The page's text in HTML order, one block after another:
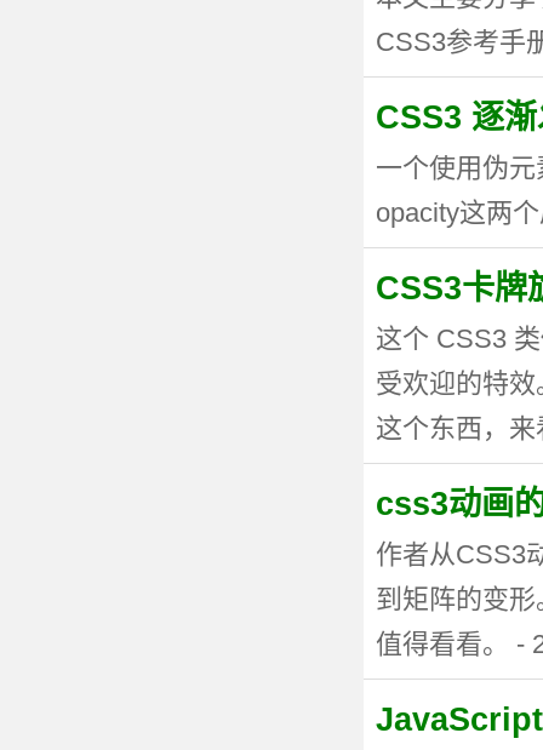
CSS3参考手
CSS3 逐
一个使用伪
opacity这两
CSS3卡牌
这个 CSS3
受欢迎的特
这个东西，
css3动画
作者从CSS3
到矩阵的变
值得看看。 -
JavaScript